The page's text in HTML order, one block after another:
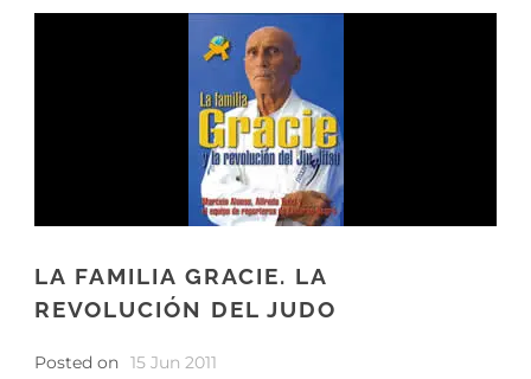
LA FAMILIA GRACIE. LA
REVOLUCIÓN DEL JUDO
Posted on 15 Jun 2011